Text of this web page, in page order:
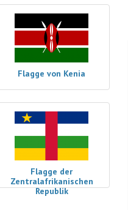
Flagge von Kenia
Flagge der
Zentralafrikanischen
Republik